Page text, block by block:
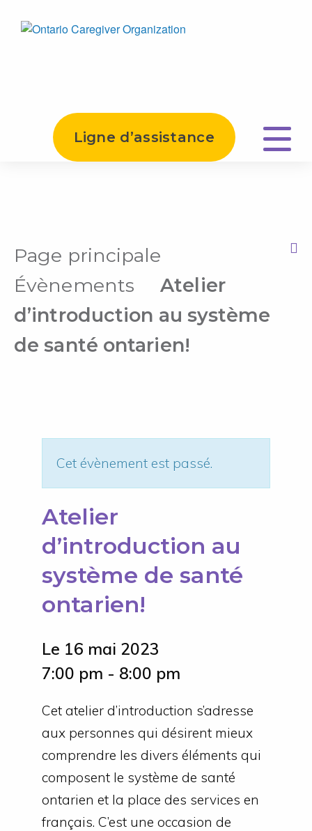
Ligne d’assistance
Page principale
Évènements
Atelier
d’introduction au système
de santé ontarien!
Cet évènement est passé.
Atelier
d’introduction au
système de santé
ontarien!
Le 16 mai 2023
7:00 pm - 8:00 pm
Cet atelier d’introduction s’adresse
aux personnes qui désirent mieux
comprendre les divers éléments qui
composent le système de santé
ontarien et la place des services en
français. C’est une occasion de